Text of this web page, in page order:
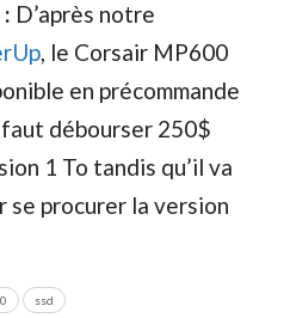
: D’après notre
, le Corsair MP600
en précommande
débourser 250$
1 To tandis qu’il va
se procurer la version
ssd